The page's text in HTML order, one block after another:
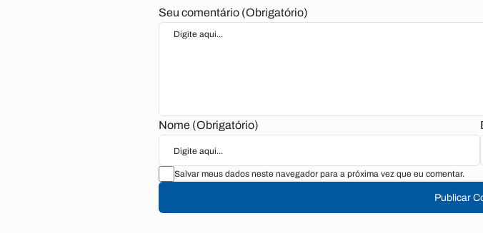
Seu comentário (Obrigatório)
Nome (Obrigatório)
Salvar meus dados neste navegador para a próxima vez que eu comentar.
Publicar